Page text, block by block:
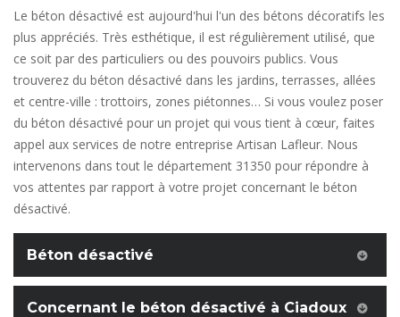
Le béton désactivé est aujourd'hui l'un des bétons décoratifs les
plus appréciés. Très esthétique, il est régulièrement utilisé, que
ce soit par des particuliers ou des pouvoirs publics. Vous
trouverez du béton désactivé dans les jardins, terrasses, allées
et centre-ville : trottoirs, zones piétonnes… Si vous voulez poser
du béton désactivé pour un projet qui vous tient à cœur, faites
appel aux services de notre entreprise Artisan Lafleur. Nous
intervenons dans tout le département 31350 pour répondre à
vos attentes par rapport à votre projet concernant le béton
désactivé.
Béton désactivé
Concernant le béton désactivé à Ciadoux